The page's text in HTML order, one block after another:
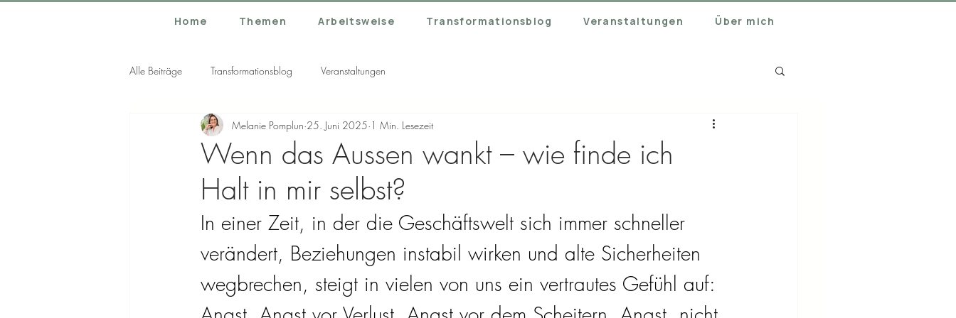
Home Themen Arbeitsweise Transformationsblog Veranstaltungen Über mich
Alle Beiträge Transformationsblog Veranstaltungen
Wenn das Aussen wankt – wie finde ich
Halt in mir selbst?
Melanie Pomplun 25. Juni 2025 1 Min. Lesezeit
In einer Zeit, in der die Geschäftswelt sich immer schneller
verändert, Beziehungen instabil wirken und alte Sicherheiten
wegbrechen, steigt in vielen von uns ein vertrautes Gefühl auf: